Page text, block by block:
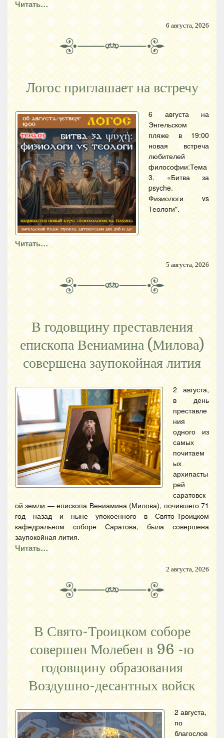
Читать…
6 августа, 2026
Логос приглашает на встречу
6 августа на
Энгельском
пляже в 19:00
новая встреча
любителей
философии:Тема
3. «Битва за
psyche.
Физиологи vs
Теологи".
Читать…
5 августа, 2026
В годовщину преставления
епископа Вениамина (Милова)
совершена заупокойная лития
2 августа,
в день
преставле
ния
одного из
самых
почитаем
ых
архипасты
рей
саратовск
ой земли — епископа Вениамина (Милова), почившего 71
год назад и ныне упокоенного в Свято-Троицком
кафедральном соборе Саратова, была совершена
заупокойная лития.
Читать…
2 августа, 2026
В Свято-Троицком соборе
совершен Молебен в 96 -ю
годовщину образования
Воздушно-десантных войск
2 августа,
по
благослов